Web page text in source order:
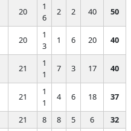
20
1
6
2 2 40 50
20
1
3
1 6 20 40
21
1
1
7 3 17 40
21
1
1
4 6 18 37
21 8 8 5 6
32